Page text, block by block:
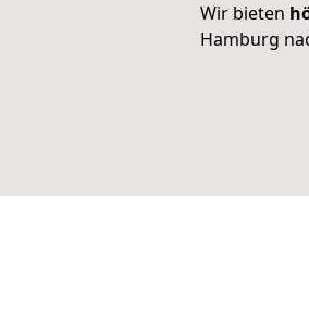
Wir bieten
Hamburg